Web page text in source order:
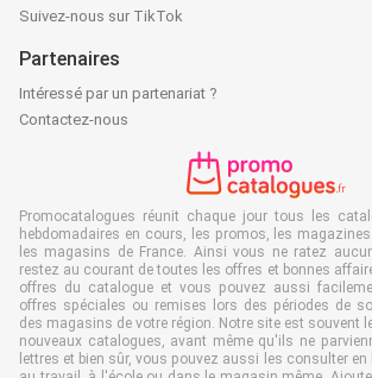
Suivez-nous sur TikTok
Partenaires
Intéressé par un partenariat ?
Contactez-nous
Promocatalogues réunit chaque jour tous les
hebdomadaires en cours, les promos, les
les magasins de France. Ainsi vous ne ratez
restez au courant de toutes les offres et bonnes
offres du catalogue et vous pouvez aussi
offres spéciales ou remises lors des périodes de
des magasins de votre région. Notre site est souvent
nouveaux catalogues, avant même qu'ils ne
lettres et bien sûr, vous pouvez aussi les consulter